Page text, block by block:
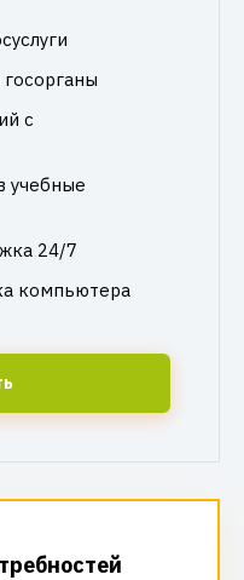
с
учебные
24/7
компьютера